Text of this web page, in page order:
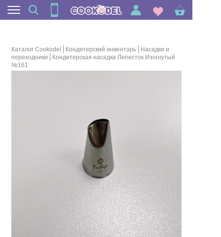
Каталог Cookodel Кондитерский инвентарь
Насадки и
переходники
Кондитерская насадка Лепесток Изогнутый
№161